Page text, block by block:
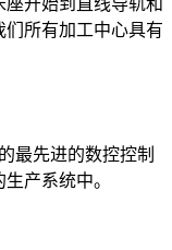
所有加工中心具有
最先进的数控控制
产系统中。